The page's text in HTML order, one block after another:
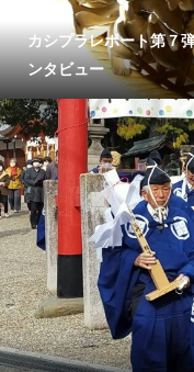
カシプラレポート第
ンタビュー